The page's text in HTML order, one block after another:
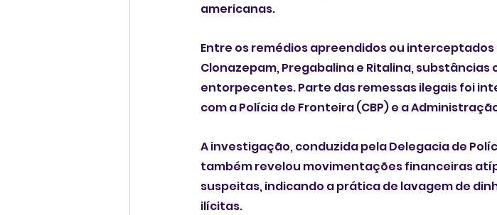
americanas.
Entre os remédios apreendidos ou
Clonazepam, Pregabalina e Ritalina,
entorpecentes. Parte das remessas ilegais foi
com a Polícia de Fronteira (CBP) e a
A investigação, conduzida pela Delegacia de
também revelou movimentações financeiras
suspeitas, indicando a prática de lavagem de
ilícitas.